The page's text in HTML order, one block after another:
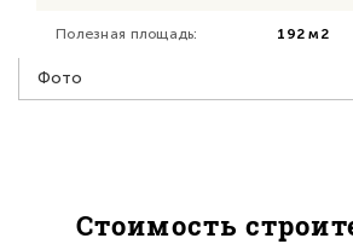
Полезная площадь: 192 м2
Фото
Стоимость